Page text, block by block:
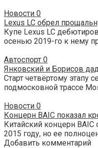
Новости 0
Lexus LC обрел
Купе Lexus LC
осенью 2019-го к нему
Автоспорт 0
Янковский и Борисов
Старт четвёртому этапу
подмосковной трассе
Новости 0
Концерн BAIC показал
Китайский концерн
2015 году, но ее
Добавить комментарий